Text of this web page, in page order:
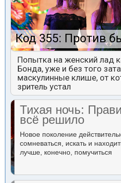
Код 355: Против
Попытка на женский лад
Бонда, уже и без того
маскулинные клише, от
зритель устал
Тихая ночь:
всё решило
Новое поколение
сомневаться, искать и
лучше, конечно, помучиться